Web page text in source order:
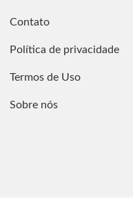
Contato
Política de privacidade
Termos de Uso
Sobre nós